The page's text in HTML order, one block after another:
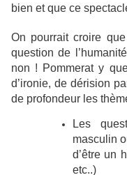
bien et que ce
On pourrait croire
question de
non ! Pommerat y
d’ironie, de dérision
de profondeur les
Les
masculin
d’être un
etc..)